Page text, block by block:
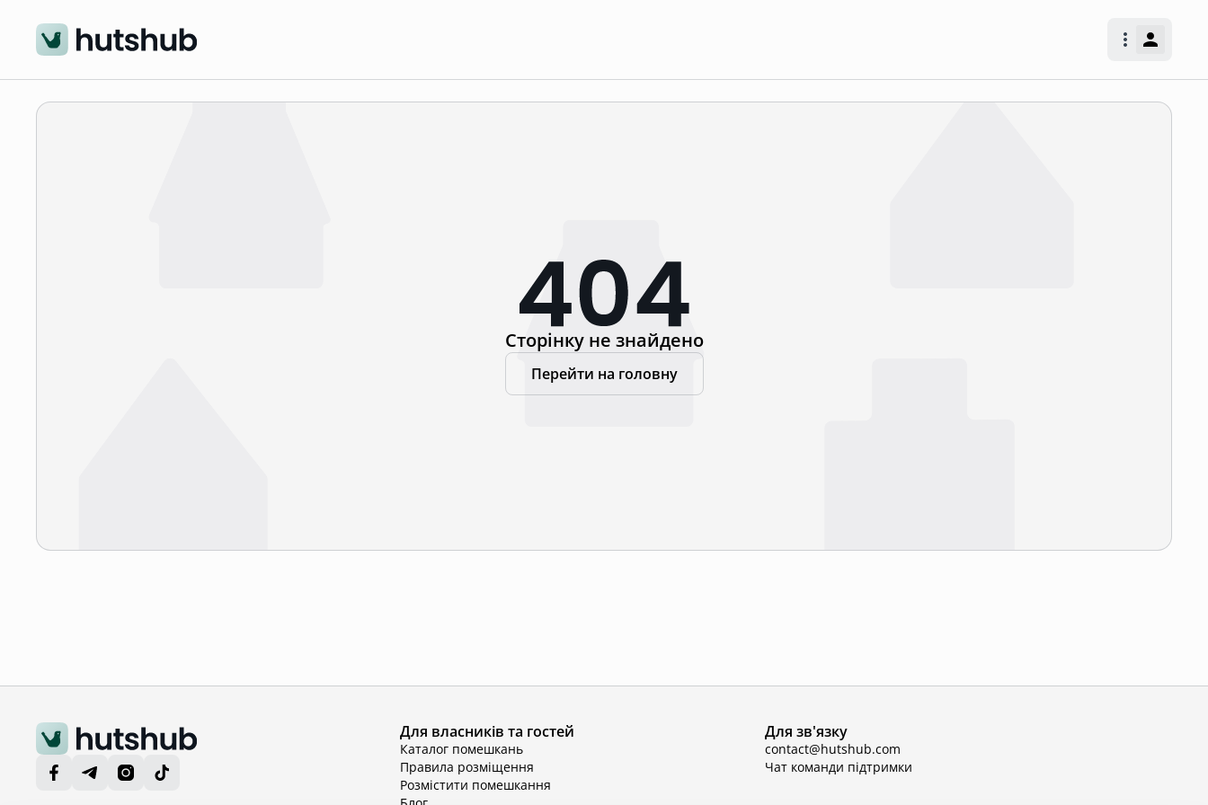
Сторінку не знайдено
Перейти на головну
Для власників та гостей
Каталог помешкань
Правила розміщення
Розмістити помешкання
Для зв'язку
contact@hutshub.com
Чат команди підтримки